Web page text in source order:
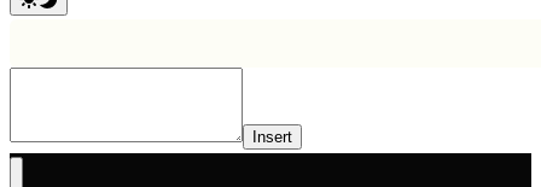
Insert